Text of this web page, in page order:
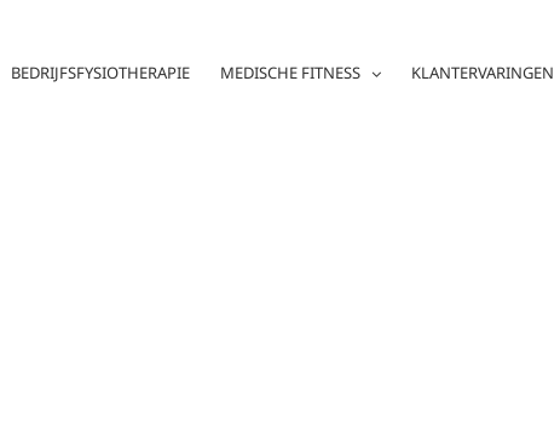
BEDRIJFSFYSIOTHERAPIE MEDISCHE FITNESS KLANTERVARINGEN